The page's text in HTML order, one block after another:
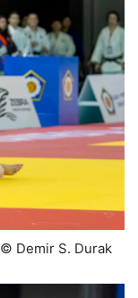
© Demir S. Durak